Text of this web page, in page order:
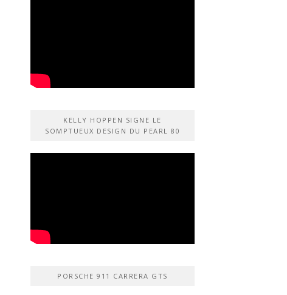
KELLY HOPPEN SIGNE LE
SOMPTUEUX DESIGN DU PEARL 80
PORSCHE 911 CARRERA GTS